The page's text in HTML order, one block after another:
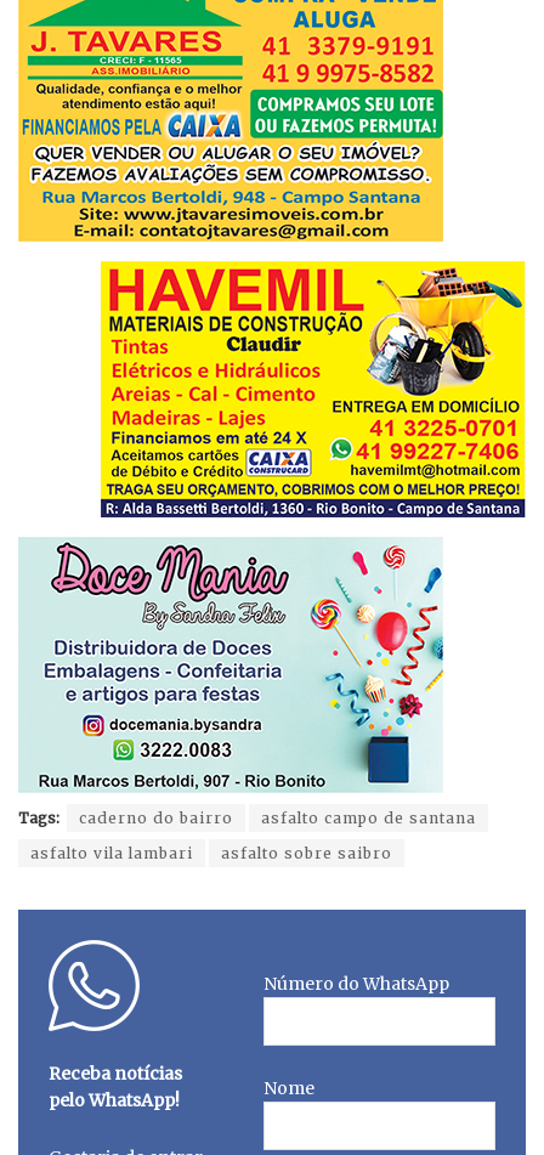
Tags: caderno do bairro
asfalto campo de santana
asfalto vila lambari
asfalto sobre saibro
Receba notícias
pelo WhatsApp!
Número do WhatsApp
Nome